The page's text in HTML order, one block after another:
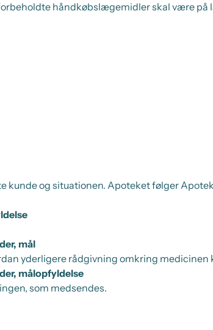
håndkøbslægemidler skal være på
kunde og situationen. Apoteket følger
mål
yderligere rådgivning omkring medicinen
målopfyldelse
som medsendes.